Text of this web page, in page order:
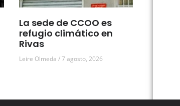
La sede de CCOO es
refugio climático en
Rivas
Leire Olmeda 7 agosto, 2026